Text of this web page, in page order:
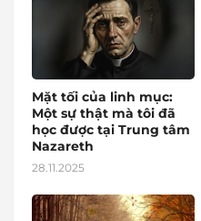
Mặt tối của linh mục:
Một sự thật mà tôi đã
học được tại Trung tâm
Nazareth
28.11.2025